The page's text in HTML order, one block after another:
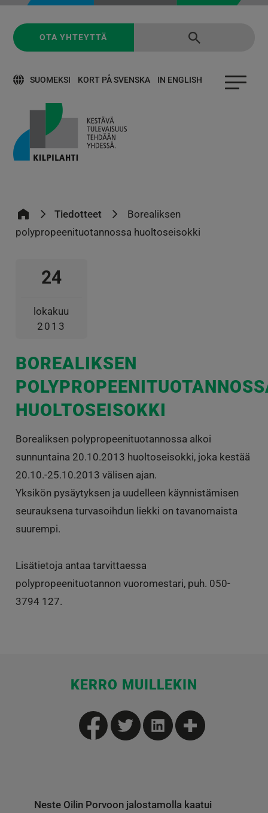
SUOMEKSI KORT PÅ SVENSKA IN ENGLISH
OTA YHTEYTTÄ
Tiedotteet
Borealiksen
polypropeenituotannossa huoltoseisokki
24
lokakuu
2013
BOREALIKSEN
HUOLTOSEISOKKI
Borealiksen polypropeenituotannossa alkoi
sunnuntaina 20.10.2013 huoltoseisokki, joka kestää
20.10.-25.10.2013 välisen ajan.
Yksikön pysäytyksen ja uudelleen käynnistämisen
seurauksena turvasoihdun liekki on tavanomaista
suurempi.
Lisätietoja antaa tarvittaessa
polypropeenituotannon vuoromestari, puh. 050-
3794 127.
KERRO MUILLEKIN
Neste Oilin Porvoon jalostamolla kaatui